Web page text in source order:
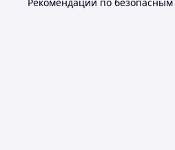
Рекомендации по безопасным